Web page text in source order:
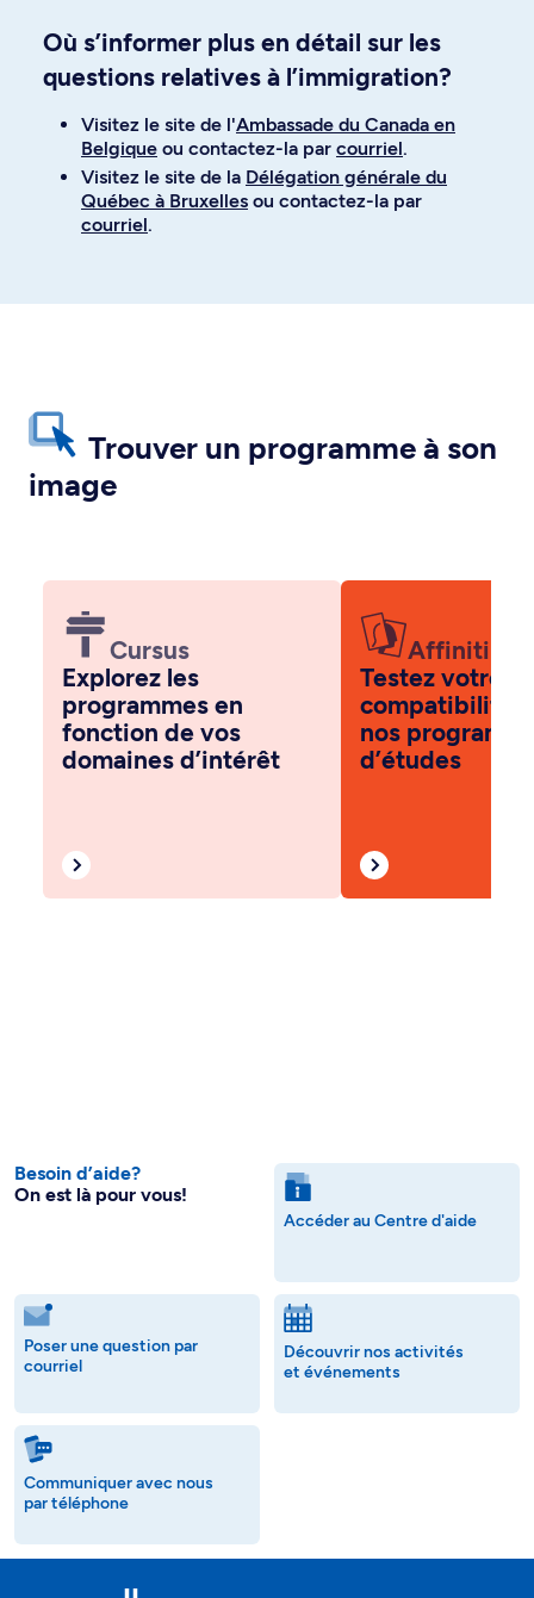
Où s’informer plus en détail sur les
questions relatives à l’immigration?
Visitez le site de l'Ambassade du Canada en
Belgique ou contactez-la par courriel.
Visitez le site de la Délégation générale du
Québec à Bruxelles ou contactez-la par
courriel.
Trouver un programme à son
image
Cursus
Explorez les
programmes en
fonction de vos
domaines d’intérêt
Affiniti
Testez votre
compatibilité
nos
d’études
Besoin d’aide?
On est là pour vous!
Accéder au Centre d'aide
Poser une question par
courriel
Découvrir nos activités
et événements
Communiquer avec nous
par téléphone